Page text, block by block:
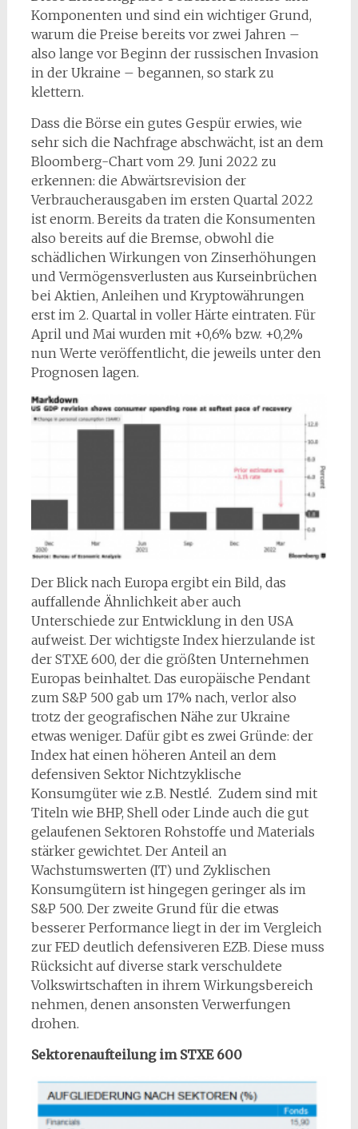
Komponenten und sind ein wichtiger Grund,
warum die Preise bereits vor zwei Jahren –
also lange vor Beginn der russischen Invasion
in der Ukraine – begannen, so stark zu
klettern.
Dass die Börse ein gutes Gespür erwies, wie
sehr sich die Nachfrage abschwächt, ist an dem
Bloomberg-Chart vom 29. Juni 2022 zu
erkennen: die Abwärtsrevision der
Verbraucherausgaben im ersten Quartal 2022
ist enorm. Bereits da traten die Konsumenten
also bereits auf die Bremse, obwohl die
schädlichen Wirkungen von Zinserhöhungen
und Vermögensverlusten aus Kurseinbrüchen
bei Aktien, Anleihen und Kryptowährungen
erst im 2. Quartal in voller Härte eintraten. Für
April und Mai wurden mit +0,6% bzw. +0,2%
nun Werte veröffentlicht, die jeweils unter den
Prognosen lagen.
Der Blick nach Europa ergibt ein Bild, das
auffallende Ähnlichkeit aber auch
Unterschiede zur Entwicklung in den USA
aufweist. Der wichtigste Index hierzulande ist
der STXE 600, der die größten Unternehmen
Europas beinhaltet. Das europäische Pendant
zum S&P 500 gab um 17% nach, verlor also
trotz der geografischen Nähe zur Ukraine
etwas weniger. Dafür gibt es zwei Gründe: der
Index hat einen höheren Anteil an dem
defensiven Sektor Nichtzyklische
Konsumgüter wie z.B. Nestlé. Zudem sind mit
Titeln wie BHP, Shell oder Linde auch die gut
gelaufenen Sektoren Rohstoffe und Materials
stärker gewichtet. Der Anteil an
Wachstumswerten (IT) und Zyklischen
Konsumgütern ist hingegen geringer als im
S&P 500. Der zweite Grund für die etwas
besserer Performance liegt in der im Vergleich
zur FED deutlich defensiveren EZB. Diese muss
Rücksicht auf diverse stark verschuldete
Volkswirtschaften in ihrem Wirkungsbereich
nehmen, denen ansonsten Verwerfungen
drohen.
Sektorenaufteilung im STXE 600